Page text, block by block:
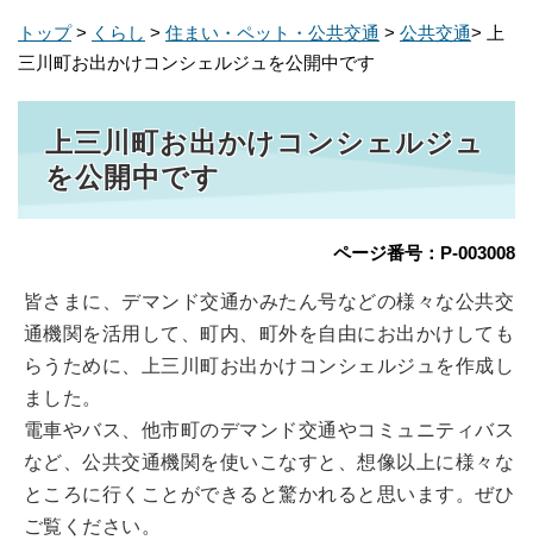
トップ> くらし > 住まい・ペット・公共交通 > 公共交通> 上
三川町お出かけコンシェルジュを公開中です
上三川町お出かけコンシェルジュ
を公開中です
ページ番号：P-003008
皆さまに、デマンド交通かみたん号などの様々な公共交
通機関を活用して、町内、町外を自由にお出かけしても
らうために、上三川町お出かけコンシェルジュを作成し
ました。
電車やバス、他市町のデマンド交通やコミュニティバス
など、公共交通機関を使いこなすと、想像以上に様々な
ところに行くことができると驚かれると思います。ぜひ
ご覧ください。